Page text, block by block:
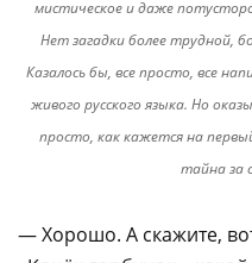
мистическое и даже
Нет загадки более трудной,
Казалось бы, все просто, все
живого русского языка. Но
просто, как кажется на
тайна за
— Хорошо. А скажите,